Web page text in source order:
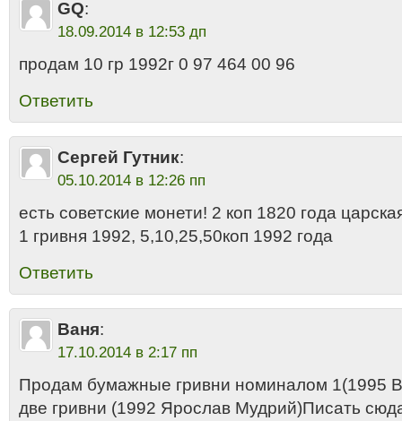
GQ:
18.09.2014 в 12:53 дп
продам 10 гр 1992г 0 97 464 00 96
Ответить
Сергей Гутник:
05.10.2014 в 12:26 пп
есть советские монети! 2 коп 1820 года
1 гривня 1992, 5,10,25,50коп 1992 года
Ответить
Ваня:
17.10.2014 в 2:17 пп
Продам бумажные гривни номиналом 1(1995
две гривни (1992 Ярослав Мудрий)Писать